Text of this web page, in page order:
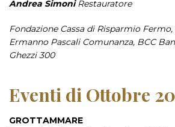
Andrea SimoniRestauratore
Fondazione Cassa di Risparmio
Ermanno Pascali Comunanza, BCC
Ghezzi 300
Eventi di Ottobre
GROTTAMMARE